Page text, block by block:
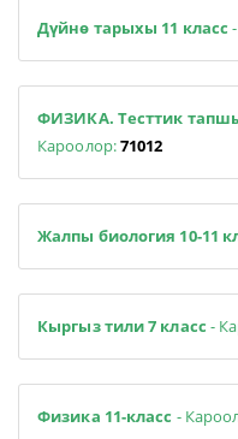
Дүйнө тарыхы 11 класс
ФИЗИКА. Тесттик
Кароолор:71012
Жалпы биология 10-11
Кыргыз тили 7 класс -
Физика 11-класс -